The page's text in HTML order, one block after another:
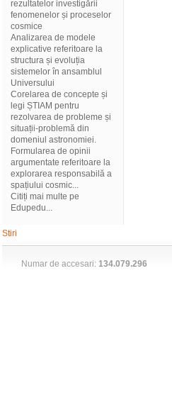
rezultatelor investigării
fenomenelor și proceselor
cosmice
Analizarea de modele
explicative referitoare la
structura și evoluția
sistemelor în ansamblul
Universului
Corelarea de concepte și
legi ȘTIAM pentru
rezolvarea de probleme și
situații-problemă din
domeniul astronomiei.
Formularea de opinii
argumentate referitoare la
explorarea responsabilă a
spațiului cosmic...
Citiți mai multe pe
Edupedu...
Stiri
Numar de accesari: 134.079.296